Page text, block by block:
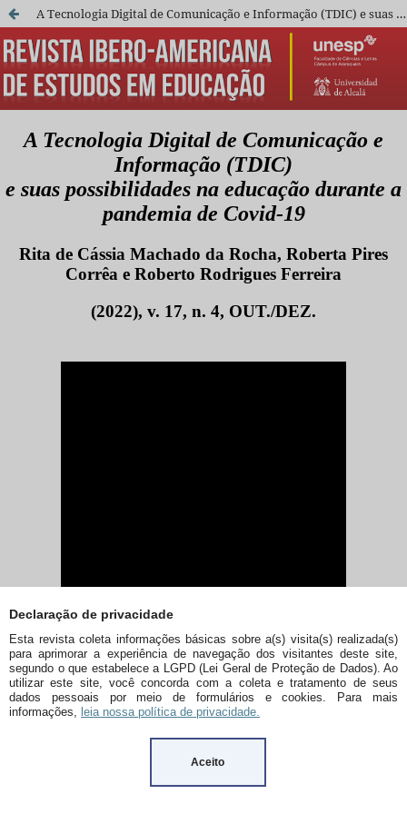
Declaração de privacidade
Esta revista coleta informações básicas sobre a(s) visita(s) realizada(s)
para aprimorar a experiência de navegação dos visitantes deste site,
segundo o que estabelece a LGPD (Lei Geral de Proteção de Dados). Ao
utilizar este site, você concorda com a coleta e tratamento de seus
dados pessoais por meio de formulários e cookies. Para mais
informações, leia nossa política de privacidade.
Aceito
A Tecnologia Digital de Comunicação e Informação (TDIC) e suas possibilidades na educação durante a pandemia de Covid-19